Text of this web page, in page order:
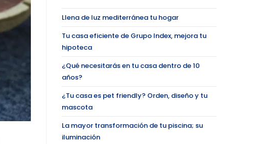
Llena de luz mediterránea tu hogar
Tu casa eficiente de Grupo Index, mejora tu
hipoteca
¿Qué necesitarás en tu casa dentro de 10
años?
¿Tu casa es pet friendly? Orden, diseño y tu
mascota
La mayor transformación de tu piscina; su
iluminación